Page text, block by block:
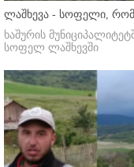
ლაშხევა - სოფელი,
ხაშურის
სოფელ ლაშხევში